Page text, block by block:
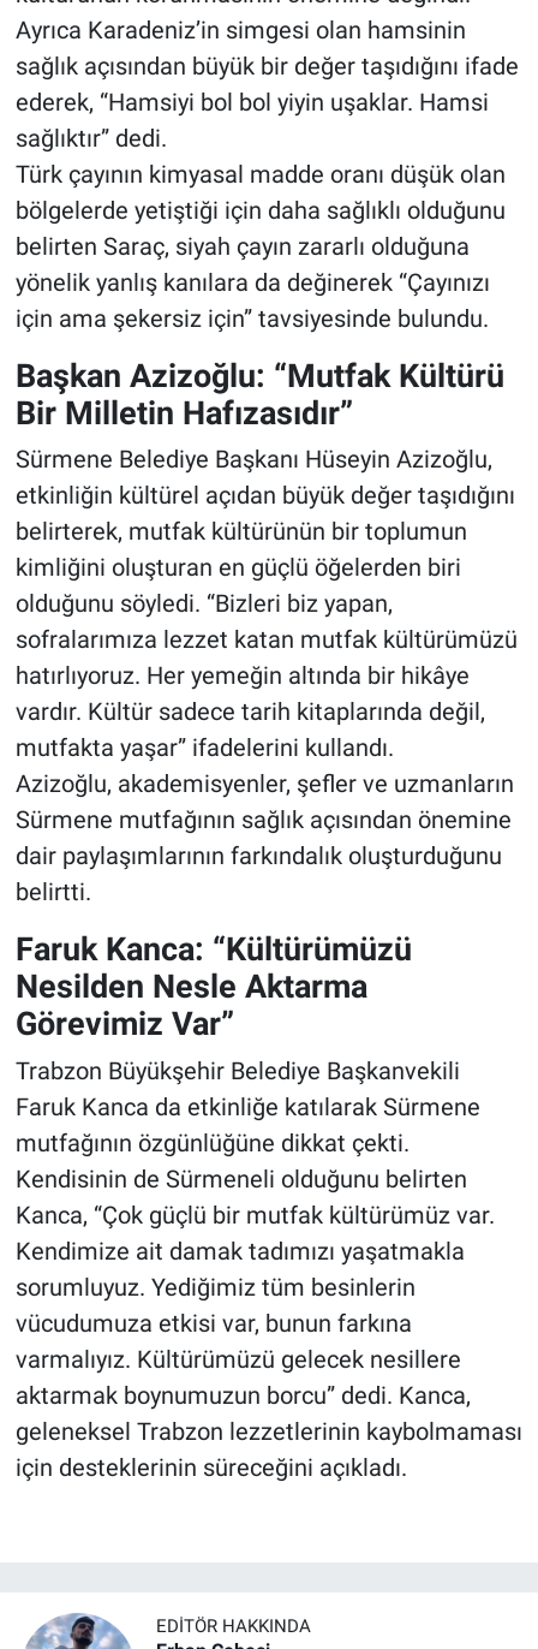
Ayrıca Karadeniz’in simgesi olan hamsinin
sağlık açısından büyük bir değer taşıdığını ifade
ederek, “Hamsiyi bol bol yiyin uşaklar. Hamsi
sağlıktır” dedi.
Türk çayının kimyasal madde oranı düşük olan
bölgelerde yetiştiği için daha sağlıklı olduğunu
belirten Saraç, siyah çayın zararlı olduğuna
yönelik yanlış kanılara da değinerek “Çayınızı
için ama şekersiz için” tavsiyesinde bulundu.
Başkan Azizoğlu: “Mutfak Kültürü
Bir Milletin Hafızasıdır”
Sürmene Belediye Başkanı Hüseyin Azizoğlu,
etkinliğin kültürel açıdan büyük değer taşıdığını
belirterek, mutfak kültürünün bir toplumun
kimliğini oluşturan en güçlü öğelerden biri
olduğunu söyledi. “Bizleri biz yapan,
sofralarımıza lezzet katan mutfak kültürümüzü
hatırlıyoruz. Her yemeğin altında bir hikâye
vardır. Kültür sadece tarih kitaplarında değil,
mutfakta yaşar” ifadelerini kullandı.
Azizoğlu, akademisyenler, şefler ve uzmanların
Sürmene mutfağının sağlık açısından önemine
dair paylaşımlarının farkındalık oluşturduğunu
belirtti.
Faruk Kanca: “Kültürümüzü
Nesilden Nesle Aktarma
Görevimiz Var”
Trabzon Büyükşehir Belediye Başkanvekili
Faruk Kanca da etkinliğe katılarak Sürmene
mutfağının özgünlüğüne dikkat çekti.
Kendisinin de Sürmeneli olduğunu belirten
Kanca, “Çok güçlü bir mutfak kültürümüz var.
Kendimize ait damak tadımızı yaşatmakla
sorumluyuz. Yediğimiz tüm besinlerin
vücudumuza etkisi var, bunun farkına
varmalıyız. Kültürümüzü gelecek nesillere
aktarmak boynumuzun borcu” dedi. Kanca,
geleneksel Trabzon lezzetlerinin kaybolmaması
için desteklerinin süreceğini açıkladı.
EDITÖR HAKKINDA